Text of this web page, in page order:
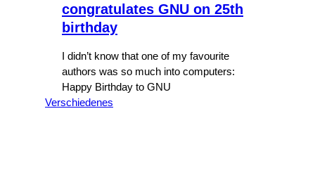
congratulates GNU on 25th
birthday
I didn’t know that one of my favourite
authors was so much into computers:
Happy Birthday to GNU
Verschiedenes